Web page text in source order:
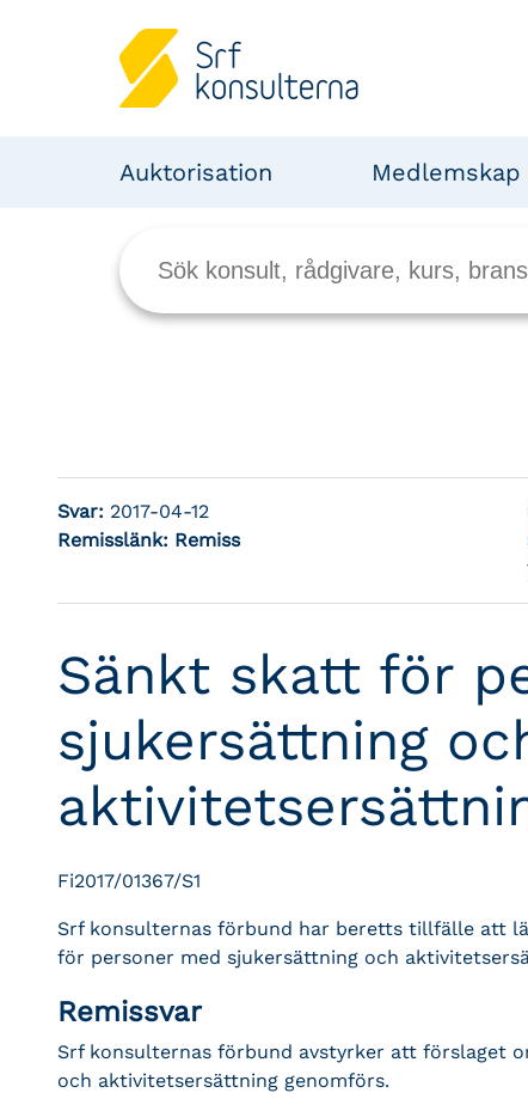
Auktorisation Medlemskap
Svar: 2017-04-12
Remisslänk: Remiss
Sänkt skatt för
sjukersättning
Fi2017/01367/S1
Srf konsulternas förbund har beretts tillfälle att
för personer med sjukersättning och
Remissvar
Srf konsulternas förbund avstyrker att förslaget
och aktivitetsersättning genomförs.